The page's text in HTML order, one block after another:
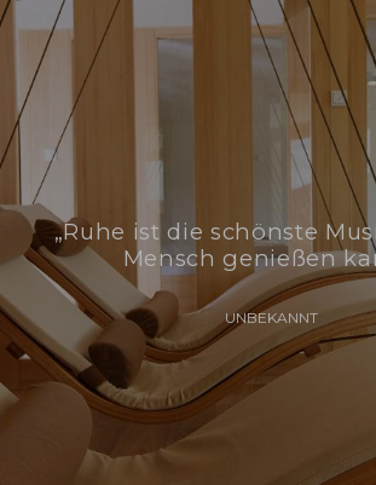
„Ruhe ist die schönste
Mensch genießen
UNBEKANNT